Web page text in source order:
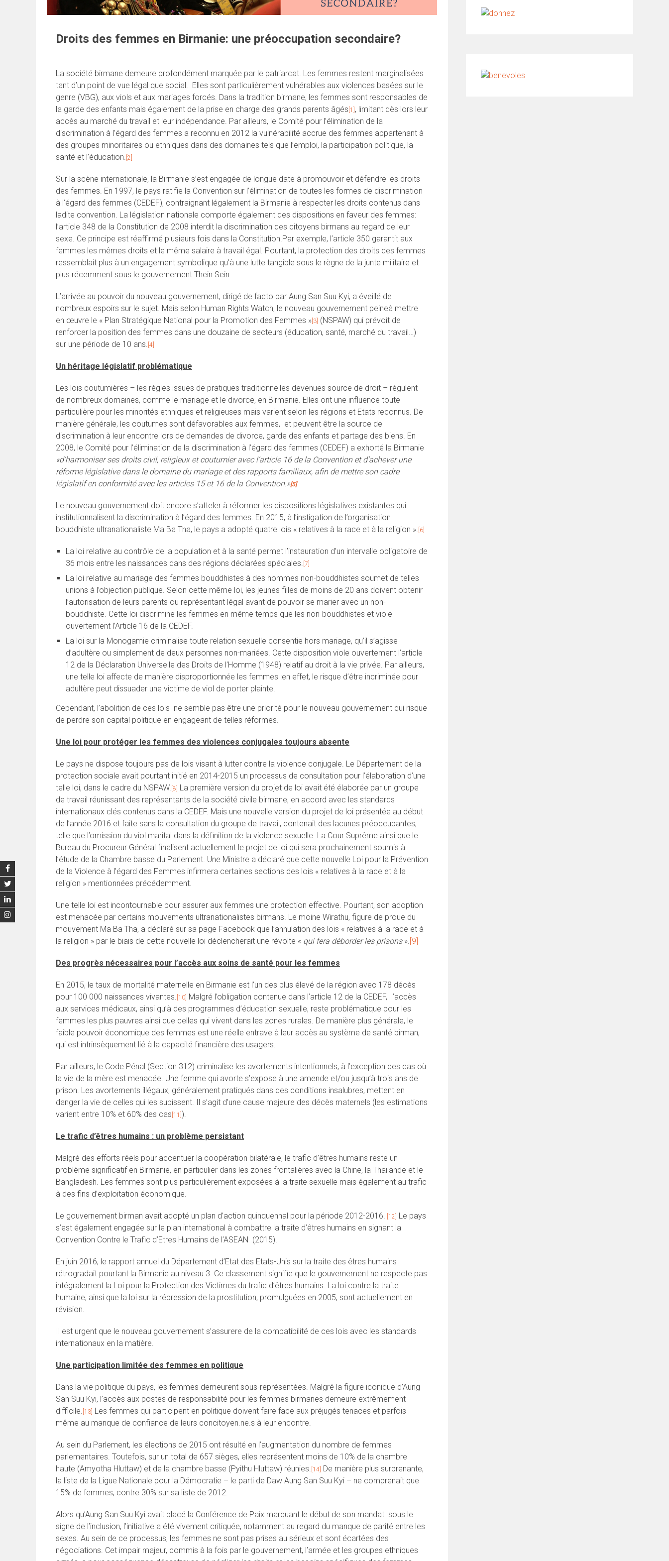
Droits des femmes en Birmanie: une préoccupation secondaire?
La société birmane demeure profondément marquée par le patriarcat. Les femmes restent marginalisées
tant d’un point de vue légal que social. Elles sont particulièrement vulnérables aux violences basées sur le
genre (VBG), aux viols et aux mariages forcés. Dans la tradition birmane, les femmes sont responsables de
la garde des enfants mais également de la prise en charge des grands parents âgés [1] , limitant dès lors leur
accès au marché du travail et leur indépendance. Par ailleurs, le Comité pour l’élimination de la
discrimination à l’égard des femmes a reconnu en 2012 la vulnérabilité accrue des femmes appartenant à
des groupes minoritaires ou ethniques dans des domaines tels que l’emploi, la participation politique, la
santé et l’éducation. [2]
Sur la scène internationale, la Birmanie s’est engagée de longue date à promouvoir et défendre les droits
des femmes. En 1997, le pays ratifie la Convention sur l’élimination de toutes les formes de discrimination
à l’égard des femmes (CEDEF), contraignant légalement la Birmanie à respecter les droits contenus dans
ladite convention. La législation nationale comporte également des dispositions en faveur des femmes:
l’article 348 de la Constitution de 2008 interdit la discrimination des citoyens birmans au regard de leur
sexe. Ce principe est réaffirmé plusieurs fois dans la Constitution.Par exemple, l’article 350 garantit aux
femmes les mêmes droits et le même salaire à travail égal. Pourtant, la protection des droits des femmes
ressemblait plus à un engagement symbolique qu’à une lutte tangible sous le règne de la junte militaire et
plus récemment sous le gouvernement Thein Sein.
L’arrivée au pouvoir du nouveau gouvernement, dirigé de facto par Aung San Suu Kyi, a éveillé de
nombreux espoirs sur le sujet. Mais selon Human Rights Watch, le nouveau gouvernement peineà mettre
en œuvre le « Plan Stratégique National pour la Promotion des Femmes » [3] (NSPAW) qui prévoit de
renforcer la position des femmes dans une douzaine de secteurs (éducation, santé, marché du travail…)
sur une période de 10 ans. [4]
Un héritage législatif problématique
Les lois coutumières – les règles issues de pratiques traditionnelles devenues source de droit – régulent
de nombreux domaines, comme le mariage et le divorce, en Birmanie. Elles ont une influence toute
particulière pour les minorités ethniques et religieuses mais varient selon les régions et Etats reconnus. De
manière générale, les coutumes sont défavorables aux femmes, et peuvent être la source de
discrimination à leur encontre lors de demandes de divorce, garde des enfants et partage des biens. En
2008, le Comité pour l’élimination de la discrimination à l’égard des femmes (CEDEF) a exhorté la Birmanie
«d’harmoniser ses droits civil, religieux et coutumier avec l’article 16 de la Convention et d’achever une
réforme législative dans le domaine du mariage et des rapports familiaux, afin de mettre son cadre
législatif en conformité avec les articles 15 et 16 de la Convention.»[5]
Le nouveau gouvernement doit encore s’atteler à réformer les dispositions législatives existantes qui
institutionnalisent la discrimination à l’égard des femmes. En 2015, à l’instigation de l’organisation
bouddhiste ultranationaliste Ma Ba Tha, le pays a adopté quatre lois « relatives à la race et à la religion ». [6]
La loi relative au contrôle de la population et à la santé permet l’instauration d’un intervalle obligatoire de
36 mois entre les naissances dans des régions déclarées spéciales. [7]
La loi relative au mariage des femmes bouddhistes à des hommes non-bouddhistes soumet de telles
unions à l’objection publique. Selon cette même loi, les jeunes filles de moins de 20 ans doivent obtenir
l’autorisation de leurs parents ou représentant légal avant de pouvoir se marier avec un non-
bouddhiste. Cette loi discrimine les femmes en même temps que les non-bouddhistes et viole
ouvertement l’Article 16 de la CEDEF.
La loi sur la Monogamie criminalise toute relation sexuelle consentie hors mariage, qu’il s’agisse
d’adultère ou simplement de deux personnes non-mariées. Cette disposition viole ouvertement l’article
12 de la Déclaration Universelle des Droits de l’Homme (1948) relatif au droit à la vie privée. Par ailleurs,
une telle loi affecte de manière disproportionnée les femmes :en effet, le risque d’être incriminée pour
adultère peut dissuader une victime de viol de porter plainte.
Cependant, l’abolition de ces lois ne semble pas être une priorité pour le nouveau gouvernement qui risque
de perdre son capital politique en engageant de telles réformes.
Une loi pour protéger les femmes des violences conjugales toujours absente
Le pays ne dispose toujours pas de lois visant à lutter contre la violence conjugale. Le Département de la
protection sociale avait pourtant initié en 2014-2015 un processus de consultation pour l’élaboration d’une
telle loi, dans le cadre du NSPAW. [8]
La première version du projet de loi avait été élaborée par un groupe
de travail réunissant des représentants de la société civile birmane, en accord avec les standards
internationaux clés contenus dans la CEDEF. Mais une nouvelle version du projet de loi présentée au début
de l’année 2016 et faite sans la consultation du groupe de travail, contenait des lacunes préoccupantes,
telle que l’omission du viol marital dans la définition de la violence sexuelle. La Cour Suprême ainsi que le
Bureau du Procureur Général finalisent actuellement le projet de loi qui sera prochainement soumis à
l’étude de la Chambre basse du Parlement. Une Ministre a déclaré que cette nouvelle Loi pour la Prévention
de la Violence à l’égard des Femmes infirmera certaines sections des lois « relatives à la race et à la
religion » mentionnées précédemment.
Une telle loi est incontournable pour assurer aux femmes une protection effective. Pourtant, son adoption
est menacée par certains mouvements ultranationalistes birmans. Le moine Wirathu, figure de proue du
mouvement Ma Ba Tha, a déclaré sur sa page Facebook que l’annulation des lois « relatives à la race et à
la religion » par le biais de cette nouvelle loi déclencherait une révolte « qui fera déborder les prisons».[9]
Des progrès nécessaires pour l’accès aux soins de santé pour les femmes
En 2015, le taux de mortalité maternelle en Birmanie est l’un des plus élevé de la région avec 178 décès
pour 100 000 naissances vivantes. [10] Malgré l’obligation contenue dans l’article 12 de la CEDEF, l’accès
aux services médicaux, ainsi qu’à des programmes d’éducation sexuelle, reste problématique pour les
femmes les plus pauvres ainsi que celles qui vivent dans les zones rurales. De manière plus générale, le
faible pouvoir économique des femmes est une réelle entrave à leur accès au système de santé birman,
qui est intrinsèquement lié à la capacité financière des usagers.
Par ailleurs, le Code Pénal (Section 312) criminalise les avortements intentionnels, à l’exception des cas où
la vie de la mère est menacée. Une femme qui avorte s’expose à une amende et/ou jusqu’à trois ans de
prison. Les avortements illégaux, généralement pratiqués dans des conditions insalubres, mettent en
danger la vie de celles qui les subissent. Il s’agit d’une cause majeure des décès maternels (les estimations
varient entre 10% et 60% des cas [11] ).
Le trafic d’êtres humains : un problème persistant
Malgré des efforts réels pour accentuer la coopération bilatérale, le trafic d’êtres humains reste un
problème significatif en Birmanie, en particulier dans les zones frontalières avec la Chine, la Thaïlande et le
Bangladesh. Les femmes sont plus particulièrement exposées à la traite sexuelle mais également au trafic
à des fins d’exploitation économique.
Le gouvernement birman avait adopté un plan d’action quinquennal pour la période 2012-2016. [12]
Le pays
s’est également engagée sur le plan international à combattre la traite d’êtres humains en signant la
Convention Contre le Trafic d’Etres Humains de l’ASEAN (2015).
En juin 2016, le rapport annuel du Département d’Etat des Etats-Unis sur la traite des êtres humains
rétrogradait pourtant la Birmanie au niveau 3. Ce classement signifie que le gouvernement ne respecte pas
intégralement la Loi pour la Protection des Victimes du trafic d’êtres humains. La loi contre la traite
humaine, ainsi que la loi sur la répression de la prostitution, promulguées en 2005, sont actuellement en
révision.
Il est urgent que le nouveau gouvernement s’assurere de la compatibilité de ces lois avec les standards
internationaux en la matière.
Une participation limitée des femmes en politique
Dans la vie politique du pays, les femmes demeurent sous-représentées. Malgré la figure iconique d’Aung
San Suu Kyi, l’accès aux postes de responsabilité pour les femmes birmanes demeure extrêmement
difficile. [13] Les femmes qui participent en politique doivent faire face aux préjugés tenaces et parfois
même au manque de confiance de leurs concitoyen.ne.s à leur encontre.
Au sein du Parlement, les élections de 2015 ont résulté en l’augmentation du nombre de femmes
parlementaires. Toutefois, sur un total de 657 sièges, elles représentent moins de 10% de la chambre
haute (Amyotha Hluttaw) et de la chambre basse (Pyithu Hluttaw) réunies. [14] De manière plus surprenante,
la liste de la Ligue Nationale pour la Démocratie – le parti de Daw Aung San Suu Kyi – ne comprenait que
15% de femmes, contre 30% sur sa liste de 2012.
Alors qu’Aung San Suu Kyi avait placé la Conférence de Paix marquant le début de son mandat sous le
signe de l’inclusion, l’initiative a été vivement critiquée, notamment au regard du manque de parité entre les
sexes. Au sein de ce processus, les femmes ne sont pas prises au sérieux et sont écartées des
négociations. Cet impair majeur, commis à la fois par le gouvernement, l’armée et les groupes ethniques